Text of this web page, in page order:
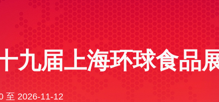
九届上海环球食品
至 2026-11-12